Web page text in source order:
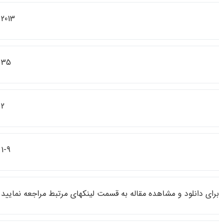
2013
35
2
1-9
براي دانلود و مشاهده مقاله به قسمت لينكهاي مرتبط مراجعه نماييد